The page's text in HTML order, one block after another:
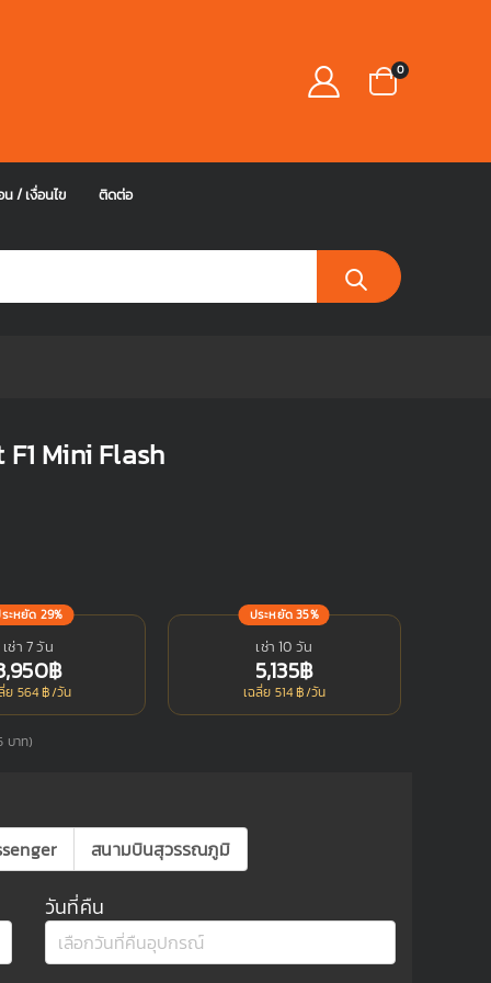
0
/ เงื่อนไข ติดต่อ
Mini Flash
ะหยัด 29%
เช่า 7 วัน
฿
ย 564 ฿/วัน
ประหยัด 35%
เช่า 10 วัน
5,135฿
เฉลี่ย 514 ฿/วัน
บาท)
สนามบินสุวรรณภูมิ
วันที่คืน